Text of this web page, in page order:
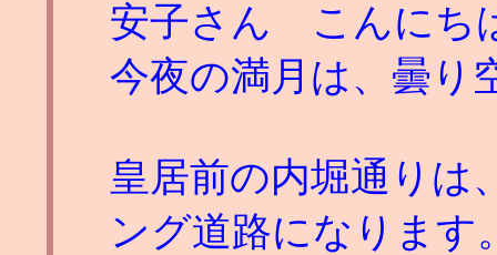
安子さん こんにち
今夜の満月は、曇り
皇居前の内堀通りは
ング道路になります